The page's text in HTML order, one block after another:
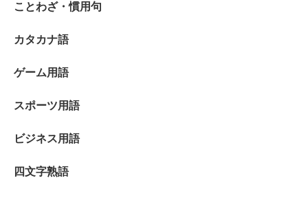
ことわざ・慣用句
カタカナ語
ゲーム用語
スポーツ用語
ビジネス用語
四文字熟語